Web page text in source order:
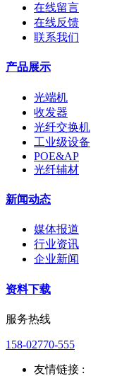
在线留言
在线反馈
联系我们
产品展示
光端机
收发器
光纤交换机
工业级设备
POE&AP
光纤辅材
新闻动态
媒体报道
行业资讯
企业新闻
资料下载
服务热线
158-02770-555
友情链接 :